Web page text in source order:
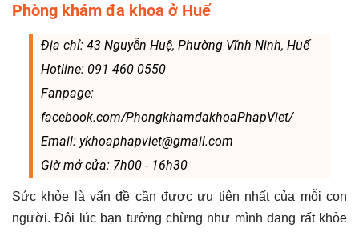
Phòng khám đa khoa ở Huế
Địa chỉ: 43 Nguyễn Huệ, Phường Vĩnh Ninh, Huế
Hotline: 091 460 0550
Fanpage:
facebook.com/PhongkhamdakhoaPhapViet/
Email: ykhoaphapviet@gmail.com
Giờ mở cửa: 7h00 - 16h30
Sức khỏe là vấn đề cần được ưu tiên nhất của mỗi con
người. Đôi lúc bạn tưởng chừng như mình đang rất khỏe